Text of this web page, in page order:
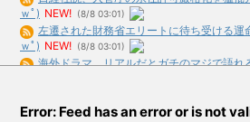
ｗﾟ) NEW! (8/8 03:01)
左遷された財務省エリートに待ち受ける
ｗﾟ) NEW! (8/8 03:01)
海外ドラマ、リアルだとガチのマジで語
合) NEW! (8/8 02:37)
Error: Feed has an error or is not